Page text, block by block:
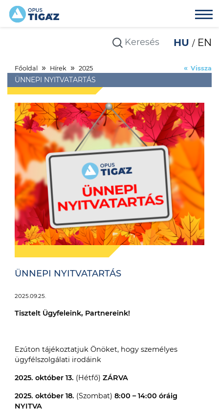
HU EN
Főoldal Hírek 2025
ÜNNEPI NYITVATARTÁS
Vissza
ÜNNEPI NYITVATARTÁS
2025.09.25.
Tisztelt Ügyfeleink, Partnereink!
Ezúton tájékoztatjuk Önöket, hogy személyes
ügyfélszolgálati irodáink
2025. október 13. (Hétfő) ZÁRVA
2025. október 18. (Szombat) 8:00 – 14:00 óráig
NYITVA